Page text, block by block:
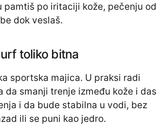
po iritaciji kože, pečenju od
dok veslaš.
toliko bitna
sportska majica. U praksi radi
da smanji trenje između kože i
i da bude stabilna u vodi, bez
ili se puni kao jedro.